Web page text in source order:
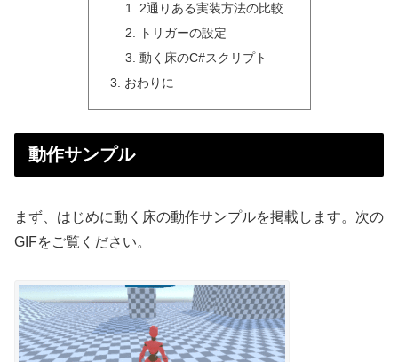
2通りある実装方法の比較
トリガーの設定
動く床のC#スクリプト
おわりに
動作サンプル
まず、はじめに動く床の動作サンプルを掲載します。次の
GIFをご覧ください。